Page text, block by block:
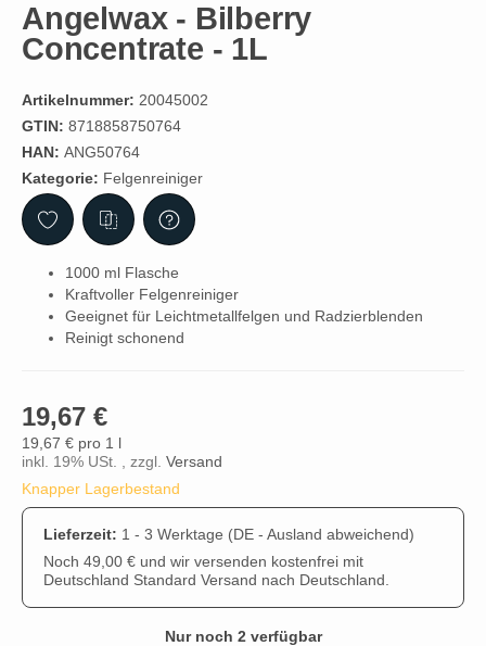
Angelwax - Bilberry
Concentrate - 1L
Artikelnummer: 20045002
GTIN: 8718858750764
HAN: ANG50764
Kategorie: Felgenreiniger
1000 ml Flasche
Kraftvoller Felgenreiniger
Geeignet für Leichtmetallfelgen und Radzierblenden
Reinigt schonend
19,67 €
19,67 € pro 1 l
inkl. 19% USt. , zzgl. Versand
Knapper Lagerbestand
Lieferzeit: 1 - 3 Werktage (DE - Ausland abweichend)
Noch 49,00 € und wir versenden kostenfrei mit
Deutschland Standard Versand nach Deutschland.
Nur noch 2 verfügbar